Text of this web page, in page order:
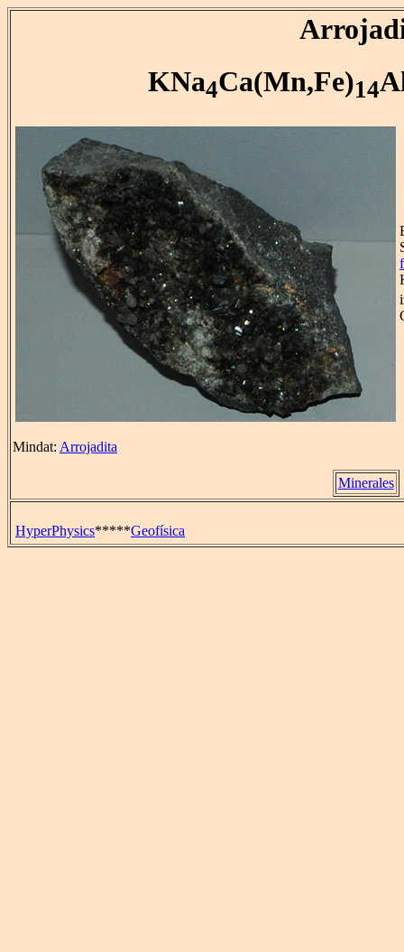
KNa4Ca(Mn,Fe)14
Mindat: Arrojadita
Minerales
HyperPhysics*****Geofísica